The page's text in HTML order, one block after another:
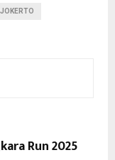
Run 2025